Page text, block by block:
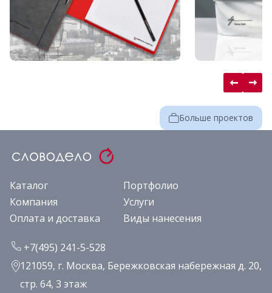
Больше проектов
Каталог
Портфолио
Компания
Услуги
Оплата и доставка
Виды нанесения
+7(495) 241-5-528
121059, г. Москва, Бережковская набережная д. 20,
стр. 64, 3 этаж